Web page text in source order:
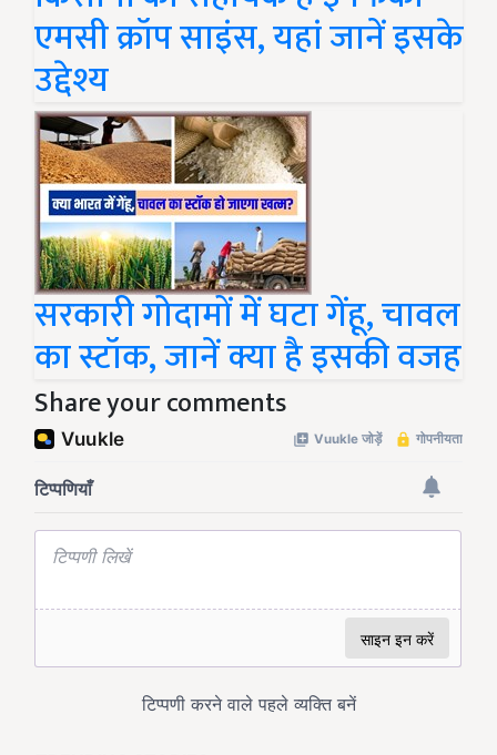
एमसी क्रॉप साइंस, यहां जानें इसके
उद्देश्य
सरकारी गोदामों में घटा गेंहू, चावल
का स्टॉक, जानें क्या है इसकी वजह
Share your comments